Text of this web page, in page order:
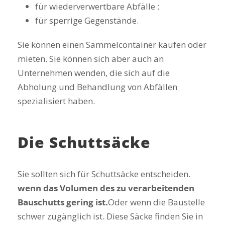
für wiederverwertbare Abfälle ;
für sperrige Gegenstände.
Sie können einen Sammelcontainer kaufen oder
mieten. Sie können sich aber auch an
Unternehmen wenden, die sich auf die
Abholung und Behandlung von Abfällen
spezialisiert haben.
Die Schuttsäcke
Sie sollten sich für Schuttsäcke entscheiden.
wenn das Volumen des zu verarbeitenden
Bauschutts gering ist.Oder wenn die Baustelle
schwer zugänglich ist. Diese Säcke finden Sie in